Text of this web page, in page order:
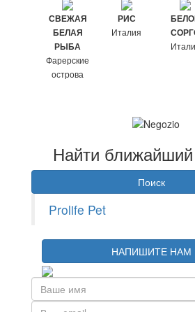
СВЕЖАЯ
БЕЛАЯ
РЫБА
Фарерские
острова
РИС
Италия
Найти ближайший
Поиск
Prolife Pet
НАПИШИТЕ НАМ